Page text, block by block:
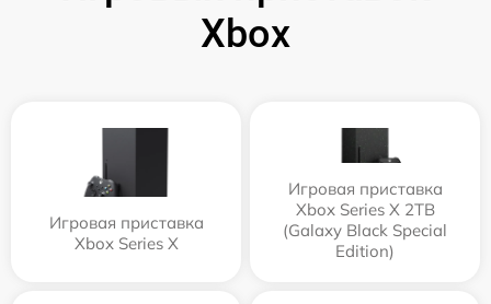
Xbox
Игровая приставка
Xbox Series X
Игровая приставка
Xbox Series X 2TB
(Galaxy Black Special
Edition)